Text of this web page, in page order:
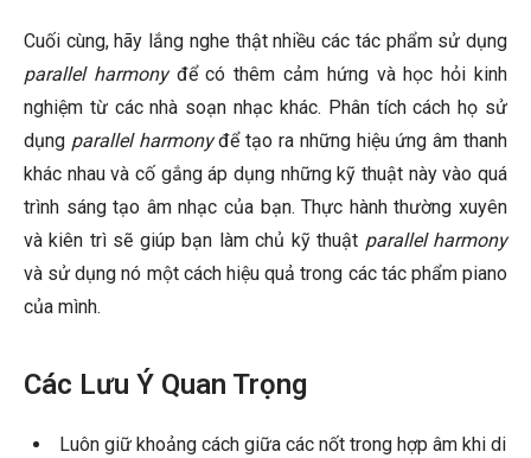
Cuối cùng, hãy lắng nghe thật nhiều các tác phẩm sử dụng
parallel harmonyđể có thêm cảm hứng và học hỏi kinh
nghiệm từ các nhà soạn nhạc khác. Phân tích cách họ sử
dụng parallel harmonyđể tạo ra những hiệu ứng âm thanh
khác nhau và cố gắng áp dụng những kỹ thuật này vào quá
trình sáng tạo âm nhạc của bạn. Thực hành thường xuyên
và kiên trì sẽ giúp bạn làm chủ kỹ thuật parallel harmony
và sử dụng nó một cách hiệu quả trong các tác phẩm piano
của mình.
Các Lưu Ý Quan Trọng
Luôn giữ khoảng cách giữa các nốt trong hợp âm khi di